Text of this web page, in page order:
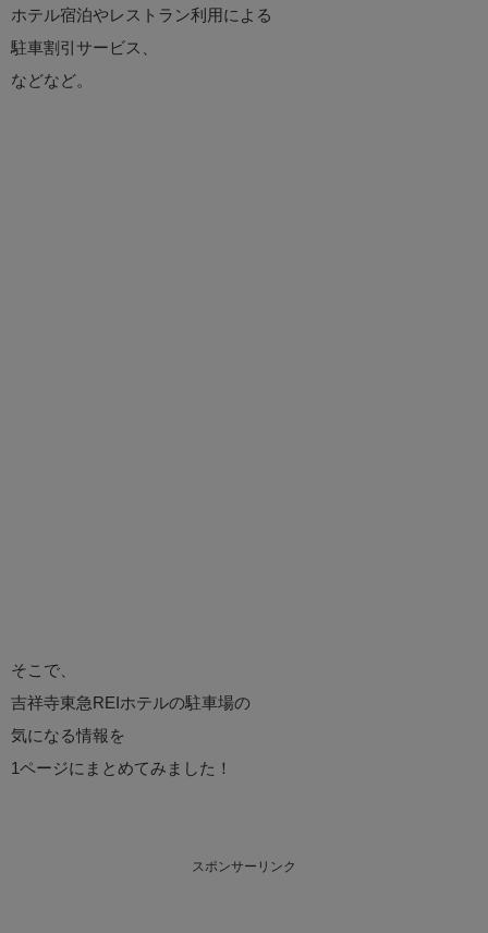
ホテル宿泊やレストラン利用による
駐車割引サービス、
などなど。
そこで、
吉祥寺東急REIホテルの駐車場の
気になる情報を
1ページにまとめてみました！
スポンサーリンク